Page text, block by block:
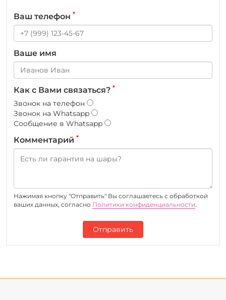
Ваш телефон *
Ваше имя
Как с Вами связаться? *
Звонок на телефон
Звонок на Whatsapp
Сообщение в Whatsapp
Комментарий *
Нажимая кнопку "Отправить" Вы соглашаетесь c обработкой
ваших данных, согласно Политики конфиденциальности.
Отправить